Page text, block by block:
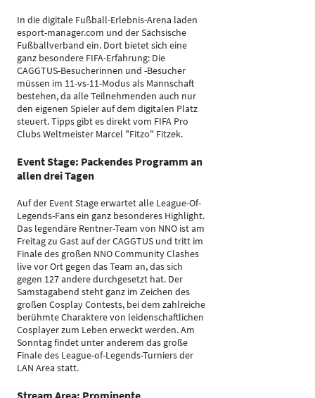
In die digitale Fußball-Erlebnis-Arena laden
esport-manager.com und der Sächsische
Fußballverband ein. Dort bietet sich eine
ganz besondere FIFA-Erfahrung: Die
CAGGTUS-Besucherinnen und -Besucher
müssen im 11-vs-11-Modus als Mannschaft
bestehen, da alle Teilnehmenden auch nur
den eigenen Spieler auf dem digitalen Platz
steuert. Tipps gibt es direkt vom FIFA Pro
Clubs Weltmeister Marcel "Fitzo" Fitzek.
Event Stage: Packendes Programm an
allen drei Tagen
Auf der Event Stage erwartet alle League-Of-
Legends-Fans ein ganz besonderes Highlight.
Das legendäre Rentner-Team von NNO ist am
Freitag zu Gast auf der CAGGTUS und tritt im
Finale des großen NNO Community Clashes
live vor Ort gegen das Team an, das sich
gegen 127 andere durchgesetzt hat. Der
Samstagabend steht ganz im Zeichen des
großen Cosplay Contests, bei dem zahlreiche
berühmte Charaktere von leidenschaftlichen
Cosplayer zum Leben erweckt werden. Am
Sonntag findet unter anderem das große
Finale des League-of-Legends-Turniers der
LAN Area statt.
Stream Area: Prominente